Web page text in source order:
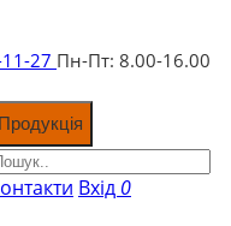
27 Пн-Пт: 8.00-16.00
Продукція
Вхід 0